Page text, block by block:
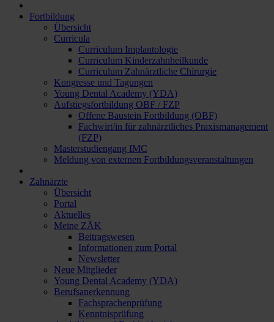
Fortbildung
Übersicht
Curricula
Curriculum Implantologie
Curriculum Kinderzahnheilkunde
Curriculum Zahnärztliche Chirurgie
Kongresse und Tagungen
Young Dental Academy (YDA)
Aufstiegsfortbildung OBF / FZP
Offene Baustein Fortbildung (OBF)
Fachwirt/in für zahnärztliches Praxismanagement
(FZP)
Masterstudiengang IMC
Meldung von externen Fortbildungsveranstaltungen
Zahnärzte
Übersicht
Portal
Aktuelles
Meine ZÄK
Beitragswesen
Informationen zum Portal
Newsletter
Neue Mitglieder
Young Dental Academy (YDA)
Berufsanerkennung
Fachsprachenprüfung
Kenntnisprüfung